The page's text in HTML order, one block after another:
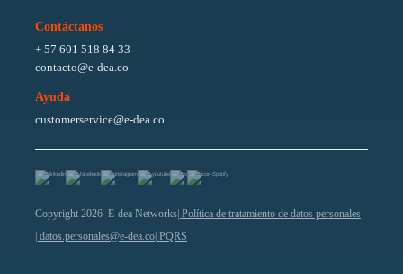
Contáctanos
+ 57 601 518 84 33
contacto@e-dea.co
Ayuda
customerservice@e-dea.co
Copyright 2026 E-dea Networks | Política de tratamiento de datos personales
| datos.personales@e-dea.co | PQRS